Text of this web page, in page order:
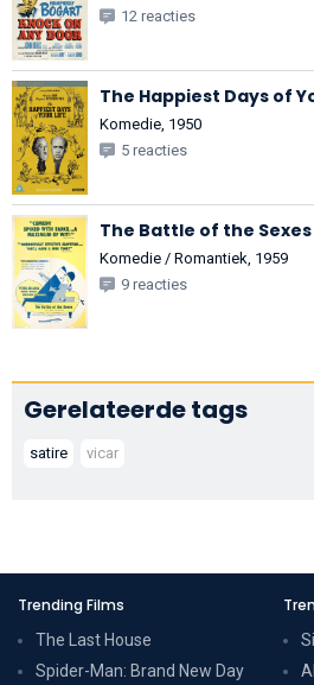
12 reacties
The Happiest Days of
Komedie, 1950
5 reacties
The Battle of the Sexes
Komedie / Romantiek, 1959
9 reacties
Gerelateerde tags
satire vicar
Trending Films
The Last House
Spider-Man: Brand New Day